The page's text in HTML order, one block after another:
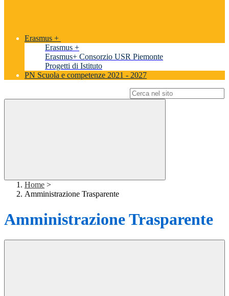
Erasmus +
Erasmus +
Erasmus+ Consorzio USR Piemonte
Progetti di Istituto
PN Scuola e competenze 2021 - 2027
Home >
Amministrazione Trasparente
Amministrazione Trasparente